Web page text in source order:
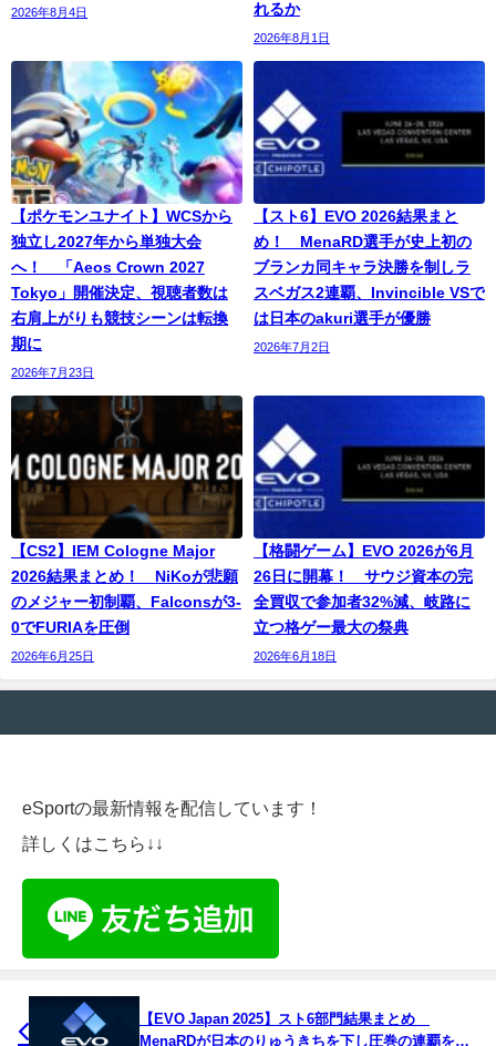
2026年8月4日
れるか
2026年8月1日
【ポケモンユナイト】WCSから
独立し2027年から単独大会
へ！ 「Aeos Crown 2027
Tokyo」開催決定、視聴者数は
右肩上がりも競技シーンは転換
期に
2026年7月23日
【スト6】EVO 2026結果まと
め！ MenaRD選手が史上初の
ブランカ同キャラ決勝を制しラ
スベガス2連覇、Invincible VSで
は日本のakuri選手が優勝
2026年7月2日
【CS2】IEM Cologne Major
2026結果まとめ！ NiKoが悲願
のメジャー初制覇、Falconsが3-
0でFURIAを圧倒
2026年6月25日
【格闘ゲーム】EVO 2026が6月
26日に開幕！ サウジ資本の完
全買収で参加者32%減、岐路に
立つ格ゲー最大の祭典
2026年6月18日
eSportの最新情報を配信しています！
詳しくはこちら↓↓
【EVO Japan 2025】スト6部門結果まとめ
MenaRDが日本のりゅうきちを下し圧巻の連覇を達